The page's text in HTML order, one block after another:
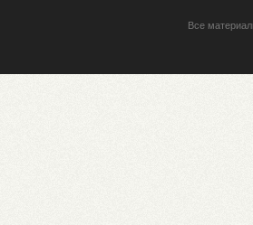
Все